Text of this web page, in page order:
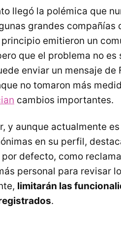
llegó la polémica que
grandes compañías
emitieron un
que el problema no
enviar un mensaje de
no tomaron más
cambios importantes.
y aunque actualmente
en su perfil,
defecto, como
personal para revisar
limitarán las
.